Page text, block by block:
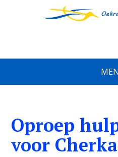
Oproep
voor